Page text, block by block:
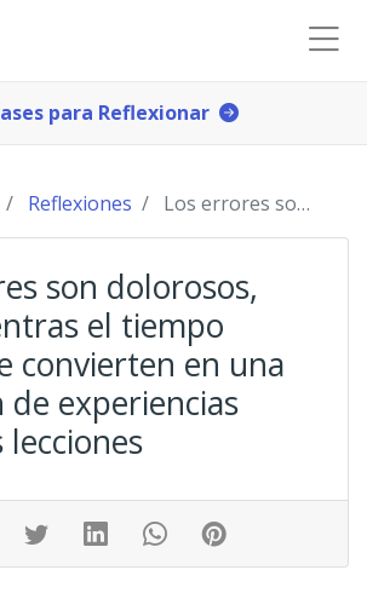
para Reflexionar
Reflexiones Los errores son dolorosos, pero mientras el tiempo
son dolorosos,
el tiempo
convierten en una
de experiencias
lecciones